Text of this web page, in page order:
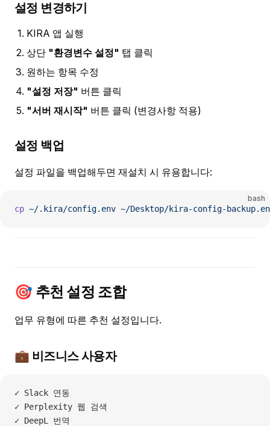
설정 변경하기
KIRA 앱 실행
상단 "환경변수 설정" 탭 클릭
원하는 항목 수정
"설정 저장" 버튼 클릭
"서버 재시작" 버튼 클릭 (변경사항 적용)
설정 백업
설정 파일을 백업해두면 재설치 시 유용합니다:
bash
cp ~/.kira/config.env ~/Desktop/kira-config-
🎯 추천 설정 조합
업무 유형에 따른 추천 설정입니다.
💼 비즈니스 사용자
✓ Slack 연동
✓ Perplexity 웹 검색
✓ DeepL 번역